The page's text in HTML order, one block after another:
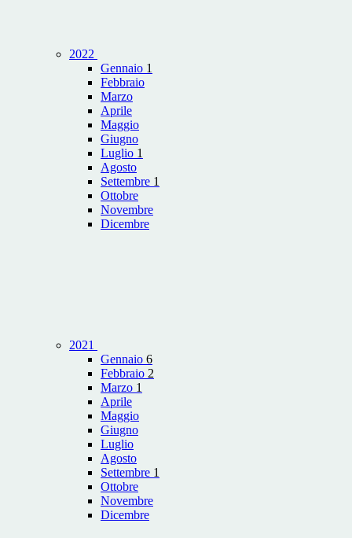
2022
Gennaio 1
Febbraio
Marzo
Aprile
Maggio
Giugno
Luglio 1
Agosto
Settembre 1
Ottobre
Novembre
Dicembre
2021
Gennaio 6
Febbraio 2
Marzo 1
Aprile
Maggio
Giugno
Luglio
Agosto
Settembre 1
Ottobre
Novembre
Dicembre